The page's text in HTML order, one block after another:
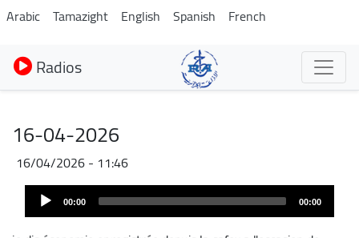
Aller
au
contenu
principal
Arabic Tamazight English Spanish French
Radios
16-04-2026
16/04/2026 - 11:46
Fichier
Audio
Player 00:00 00:00